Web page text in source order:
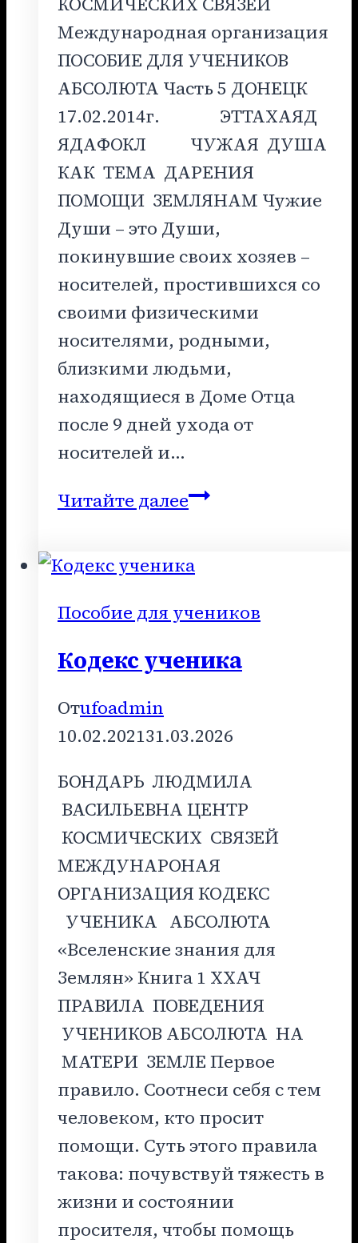
Международная организация
ПОСОБИЕ ДЛЯ УЧЕНИКОВ
АБСОЛЮТА Часть 5 ДОНЕЦК
17.02.2014г. ЭТТАХАЯД
ЯДАФОКЛ ЧУЖАЯ ДУША
КАК ТЕМА ДАРЕНИЯ
ПОМОЩИ ЗЕМЛЯНАМ Чужие
Души – это Души,
покинувшие своих хозяев –
носителей, простившихся со
своими физическими
носителями, родными,
близкими людьми,
находящиеся в Доме Отца
после 9 дней ухода от
носителей и…
Читайте далееПособие
(книга
5)
Пособие для учеников
Кодекс ученика
Отufoadmin
10.02.202131.03.2026
БОНДАРЬ ЛЮДМИЛА
ВАСИЛЬЕВНА ЦЕНТР
КОСМИЧЕСКИХ СВЯЗЕЙ
МЕЖДУНАРОНАЯ
ОРГАНИЗАЦИЯ КОДЕКС
УЧЕНИКА АБСОЛЮТА
«Вселенские знания для
Землян» Книга 1 ХХАЧ
ПРАВИЛА ПОВЕДЕНИЯ
УЧЕНИКОВ АБСОЛЮТА НА
МАТЕРИ ЗЕМЛЕ Первое
правило. Соотнеси себя с тем
человеком, кто просит
помощи. Суть этого правила
такова: почувствуй тяжесть в
жизни и состоянии
просителя, чтобы помощь